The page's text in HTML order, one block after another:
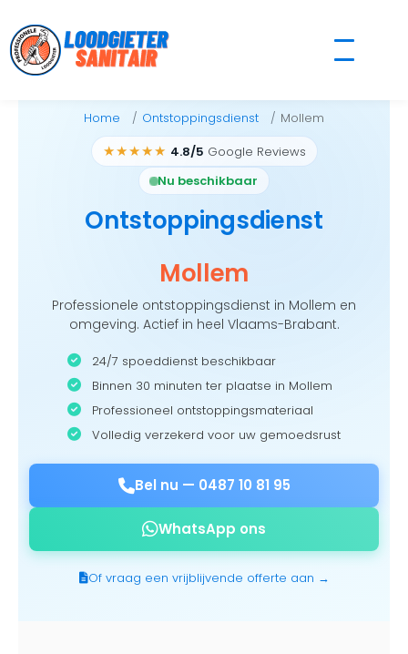
to
content
Home Ontstoppingsdienst Mollem
★★★★★ 4.8/5 Google Reviews
Nu beschikbaar
Ontstoppingsdienst
Mollem
Professionele ontstoppingsdienst in Mollem en
omgeving. Actief in heel Vlaams-Brabant.
24/7 spoeddienst beschikbaar
Binnen 30 minuten ter plaatse in Mollem
Professioneel ontstoppingsmateriaal
Volledig verzekerd voor uw gemoedsrust
Bel nu — 0487 10 81 95
WhatsApp ons
Of vraag een vrijblijvende offerte aan →